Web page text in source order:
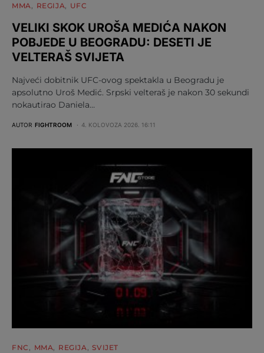
MMA REGIJA UFC
VELIKI SKOK UROŠA MEDIĆA NAKON
POBJEDE U BEOGRADU: DESETI JE
VELTERAŠ SVIJETA
Najveći dobitnik UFC-ovog spektakla u Beogradu je
apsolutno Uroš Medić. Srpski velteraš je nakon 30 sekundi
nokautirao Daniela…
AUTOR FIGHTROOM 4. KOLOVOZA 2026. 16:11
FNC MMA REGIJA SVIJET